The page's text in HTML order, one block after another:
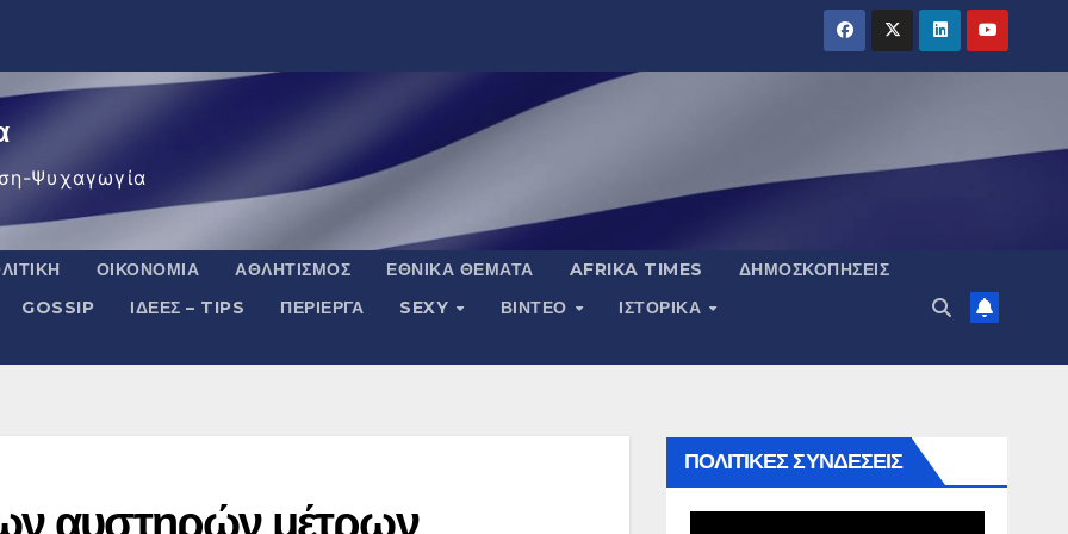
Ψυχαγωγία
ΟΙΚΟΝΟΜΊΑ ΑΘΛΗΤΙΣΜΌΣ ΕΘΝΙΚΆ ΘΈΜΑΤΑ AFRIKA TIMES
ΔΗΜΟΣΚΟΠΉΣΕΙΣ
GOSSIP ΙΔΈΕΣ – TIPS ΠΕΡΊΕΡΓΑ SEXY ΒΙΝΤΕΟ
ΙΣΤΟΡΙΚΆ
αυστηρών μέτρων
ΠΟΛΙΤΙΚΕΣ ΣΥΝΔΕΣΕΙΣ